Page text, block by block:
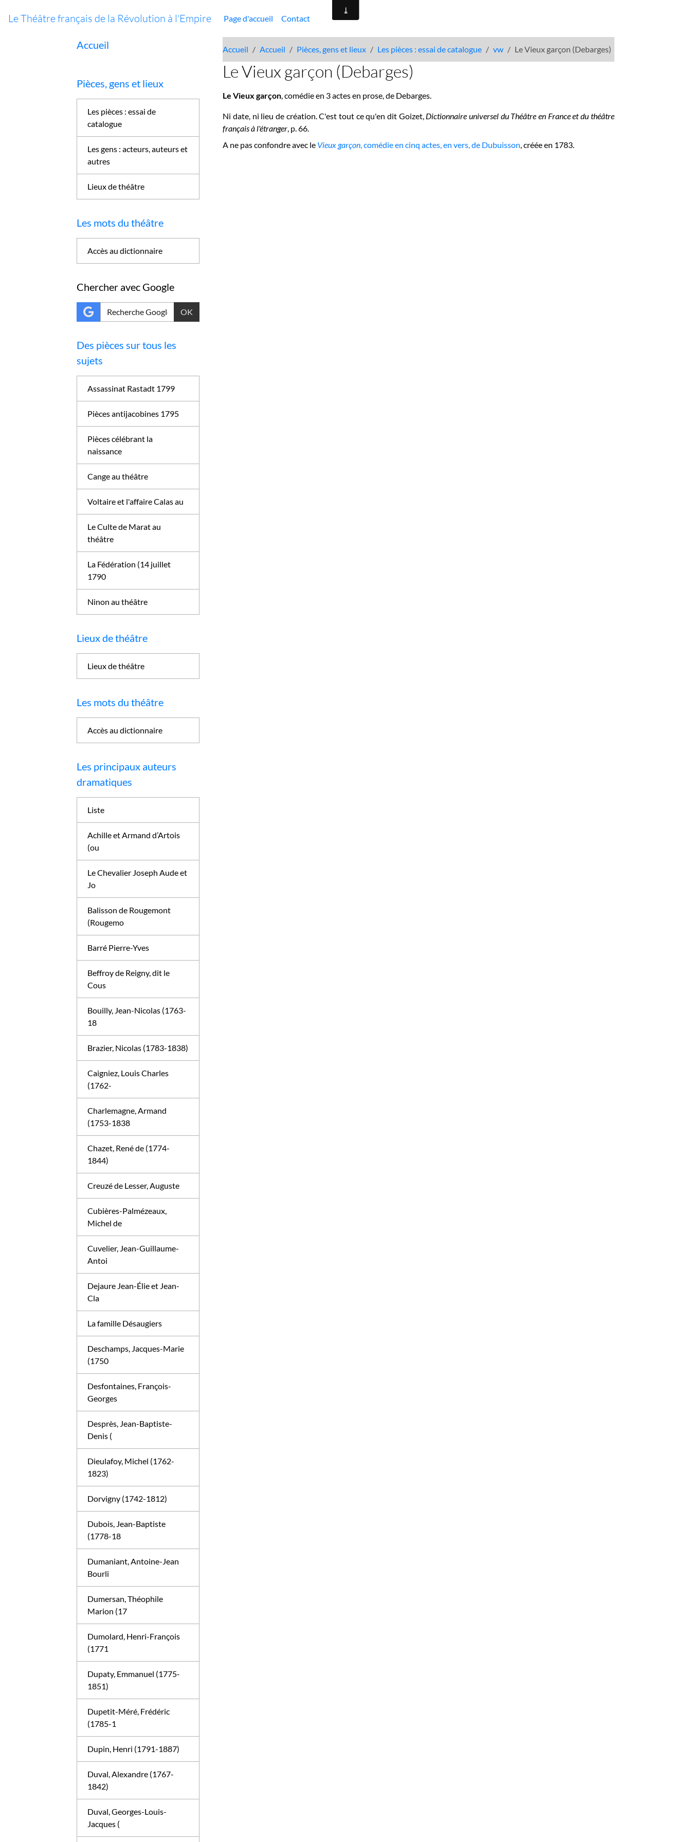
Le Théâtre français de la Révolution à l'Empire Page d'accueil Contact
Accueil Accueil Pièces, gens et lieux Les pièces : essai de catalogue vw Le Vieux garçon (Debarges)
Le Vieux garçon (Debarges)
Le Vieux garçon, comédie en 3 actes en prose, de Debarges.
Ni date, ni lieu de création.C'est tout ce qu'en dit Goizet, Dictionnaire universel du Théâtre en France et du théâtre
français à l'étranger, p. 66.
A ne pas confondre avec le Vieux garçon, comédie en cinq actes, en vers, de Dubuisson, créée en 1783.
Accueil
Pièces, gens et lieux
Les pièces : essai de
catalogue
Les gens : acteurs, auteurs et
autres
Lieux de théâtre
Les mots du théâtre
Accès au dictionnaire
Chercher avec Google
OK
Des pièces sur tous les
sujets
Assassinat Rastadt 1799
Pièces antijacobines 1795
Pièces célébrant la
naissance
Cange au théâtre
Voltaire et l'affaire Calas au
Le Culte de Marat au
théâtre
La Fédération (14 juillet
1790
Ninon au théâtre
Lieux de théâtre
Lieux de théâtre
Les mots du théâtre
Accès au dictionnaire
Les principaux auteurs
dramatiques
Liste
Achille et Armand d’Artois
(ou
Le Chevalier Joseph Aude et
Jo
Balisson de Rougemont
(Rougemo
Barré Pierre-Yves
Beffroy de Reigny, dit le
Cous
Bouilly, Jean-Nicolas (1763-
18
Brazier, Nicolas (1783-1838)
Caigniez, Louis Charles
(1762-
Charlemagne, Armand
(1753-1838
Chazet, René de (1774-
1844)
Creuzé de Lesser, Auguste
Cubières-Palmézeaux,
Michel de
Cuvelier, Jean-Guillaume-
Antoi
Dejaure Jean-Élie et Jean-
Cla
La famille Désaugiers
Deschamps, Jacques-Marie
(1750
Desfontaines, François-
Georges
Desprès, Jean-Baptiste-
Denis (
Dieulafoy, Michel (1762-
1823)
Dorvigny (1742-1812)
Dubois, Jean-Baptiste
(1778-18
Dumaniant, Antoine-Jean
Bourli
Dumersan, Théophile
Marion (17
Dumolard, Henri-François
(1771
Dupaty, Emmanuel (1775-
1851)
Dupetit-Méré, Frédéric
(1785-1
Dupin, Henri (1791-1887)
Duval, Alexandre (1767-
1842)
Duval, Georges-Louis-
Jacques (